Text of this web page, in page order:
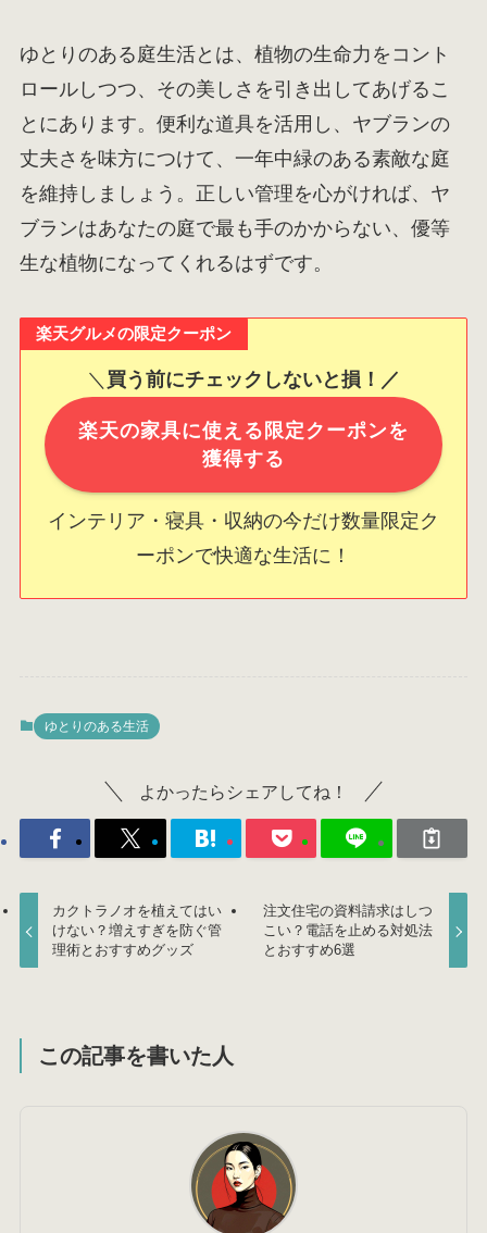
ゆとりのある庭生活とは、植物の生命力をコント
ロールしつつ、その美しさを引き出してあげるこ
とにあります。便利な道具を活用し、ヤブランの
丈夫さを味方につけて、一年中緑のある素敵な庭
を維持しましょう。正しい管理を心がければ、ヤ
ブランはあなたの庭で最も手のかからない、優等
生な植物になってくれるはずです。
楽天グルメの限定クーポン
＼ 買う前にチェックしないと損！／
楽天の家具に使える限定クーポンを
獲得する
インテリア・寝具・収納の今だけ数量限定ク
ーポンで快適な生活に！
ゆとりのある生活
よかったらシェアしてね！
カクトラノオを植えてはい
けない？増えすぎを防ぐ管
理術とおすすめグッズ
注文住宅の資料請求はしつ
こい？電話を止める対処法
とおすすめ6選
この記事を書いた人